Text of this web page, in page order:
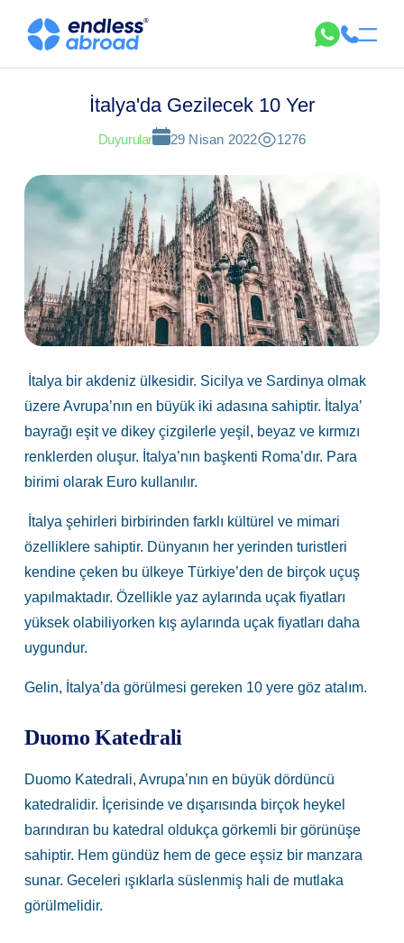
İtalya'da Gezilecek 10 Yer
Duyurular 29 Nisan 2022 1276
İtalya bir akdeniz ülkesidir. Sicilya ve Sardinya olmak
üzere Avrupa’nın en büyük iki adasına sahiptir. İtalya’
bayrağı eşit ve dikey çizgilerle yeşil, beyaz ve kırmızı
renklerden oluşur. İtalya’nın başkenti Roma’dır. Para
birimi olarak Euro kullanılır.
İtalya şehirleri birbirinden farklı kültürel ve mimari
özelliklere sahiptir. Dünyanın her yerinden turistleri
kendine çeken bu ülkeye Türkiye’den de birçok uçuş
yapılmaktadır. Özellikle yaz aylarında uçak fiyatları
yüksek olabiliyorken kış aylarında uçak fiyatları daha
uygundur.
Gelin, İtalya’da görülmesi gereken 10 yere göz atalım.
Duomo Katedrali
Duomo Katedrali, Avrupa’nın en büyük dördüncü
katedralidir. İçerisinde ve dışarısında birçok heykel
barındıran bu katedral oldukça görkemli bir görünüşe
sahiptir. Hem gündüz hem de gece eşsiz bir manzara
sunar. Geceleri ışıklarla süslenmiş hali de mutlaka
görülmelidir.